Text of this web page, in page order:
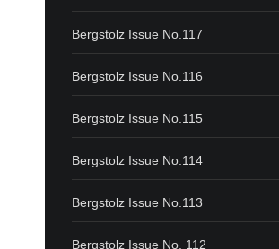
Bergstolz Issue No.117
Bergstolz Issue No.116
Bergstolz Issue No.115
Bergstolz Issue No.114
Bergstolz Issue No.113
Bergstolz Issue No. 112